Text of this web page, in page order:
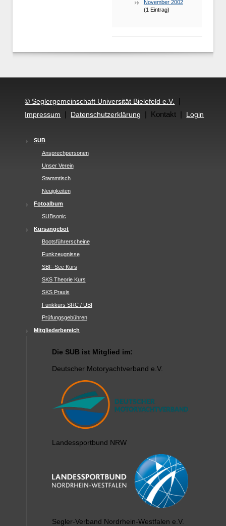
November 2002
(1 Eintrag)
© Seglergemeinschaft Universität Bielefeld e.V. |
Impressum | Datenschutzerklärung | Kontakt | Login
SUB
Ansprechpersonen
Unser Verein
Stammtisch
Neuigkeiten
Fotoalbum
SUBsonic
Kursangebot
Bootsführerscheine
Funkzeugnisse
SBF-See Kurs
SKS Theorie Kurs
SKS Praxis
Funkkurs SRC / UBI
Prüfungsgebühren
Mitgliederbereich
Die SUB ist Mitglied im:
Deutscher Motoryachtverband e.V.
Landessportbund NRW
Segler-Verband Nordrhein-Westfalen e.V.